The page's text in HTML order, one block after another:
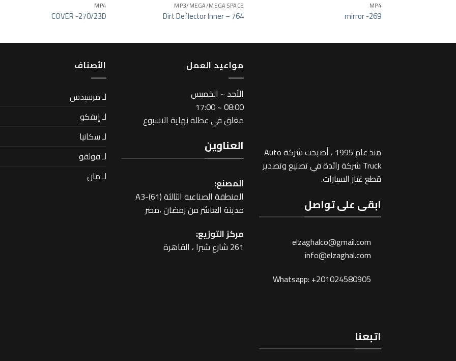
MP4
mirror -269
MP3/MEGA/MEGA SPACE
Dirt Deflector Inner – 764
MP4
COVER -270/23D
منذ عام 1995 ، أصبحت شركة Auto
Truck شركة رائدة في تصنيع وتصدير
قطع غيار السيارات.
ابقى على تواصل
elzaghalco@gmail.com
info@elzaghal.com
Whatsapp: +201024580905
اتبعنا
مواعيد العمل
اﻷحد ~ الخميس
08:00 ~ 17:00
مغلق في عطلة نهاية الاسبوع
العناوين
المصنع:
المنطقة الصناعية الثالثة A3-(61)
مدينة العاشر من رمضان ،مصر
مركز التوزيع:
261 شارع شبرا ، القاهرة
اﻷصناف
لـ مرسيدس
لـ إيفكو
لـ سكانيا
لـ فولفو
لـ مان